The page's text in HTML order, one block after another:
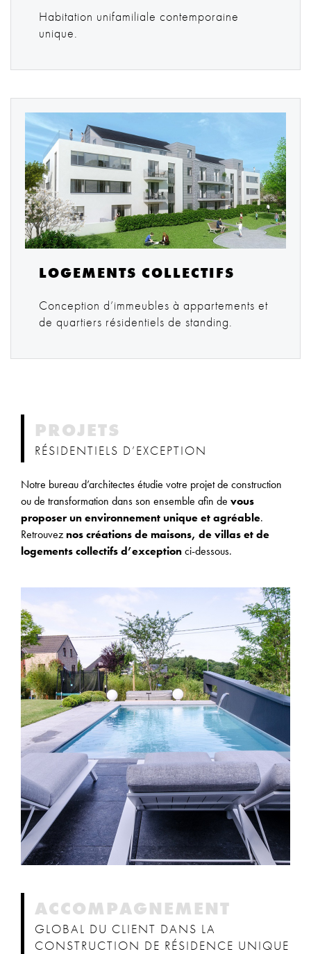
Habitation unifamiliale contemporaine
unique.
LOGEMENTS COLLECTIFS
Conception d’immeubles à appartements et
de quartiers résidentiels de standing.
PROJETS
RÉSIDENTIELS D’EXCEPTION
Notre bureau d’architectes étudie votre projet de construction
ou de transformation dans son ensemble afin de vous
proposer un environnement unique et agréable.
Retrouveznos créations de maisons, de villas et de
logements collectifs d’exceptionci-dessous.
ACCOMPAGNEMENT
GLOBAL DU CLIENT DANS LA
CONSTRUCTION DE RÉSIDENCE UNIQUE